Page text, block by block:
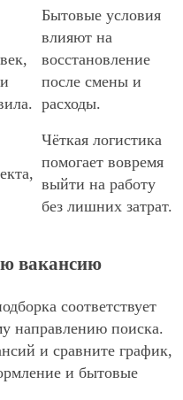
Бытовые условия
влияют на
восстановление
после смены и
расходы.
Чёткая логистика
помогает вовремя
выйти на работу
без лишних затрат.
вакансию
соответствует
направлению поиска.
и сравните график,
и бытовые